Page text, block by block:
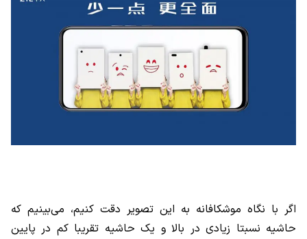
اگر با نگاه موشکافانه به این تصویر دقت کنیم، می‌بینیم که
حاشیه نسبتا زیادی در بالا و یک حاشیه تقریبا کم در پایین